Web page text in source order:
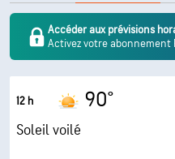
Accéder aux prévisions
Activez votre abonnement
12 h 90°
Soleil voilé